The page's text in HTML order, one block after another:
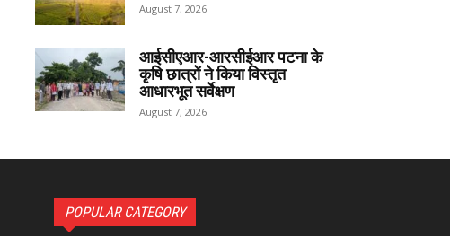
August 7, 2026
आईसीएआर-आरसीईआर पटना के
कृषि छात्रों ने किया विस्तृत
आधारभूत सर्वेक्षण
August 7, 2026
POPULAR CATEGORY